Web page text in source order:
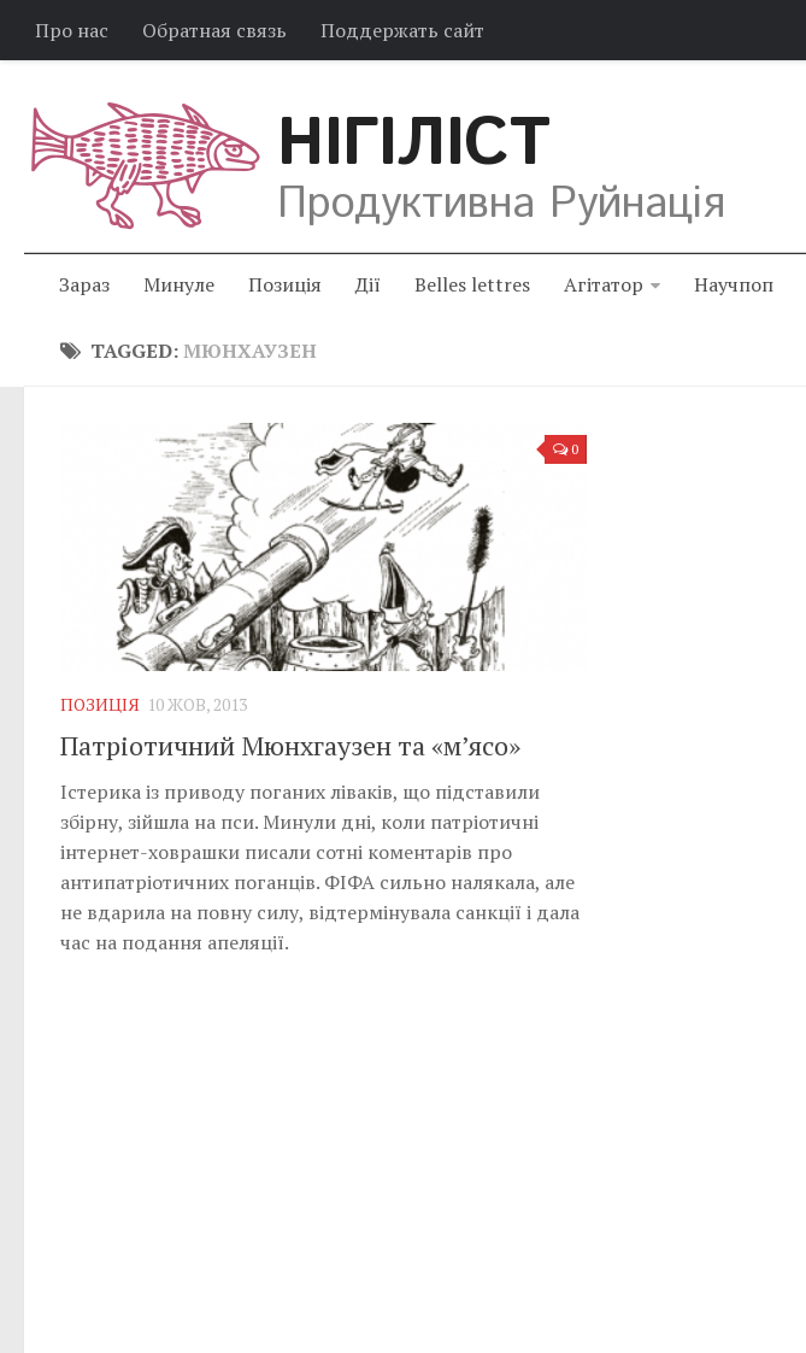
Про нас Обратная связь Поддержать сайт
НІГІЛІСТ
Продуктивна Руйнація
Зараз Минуле Позиція Дії Belles lettres Агітатор Научпоп
TAGGED:МЮНХАУЗЕН
0
ПОЗИЦІЯ 10 ЖОВ, 2013
Патріотичний Мюнхгаузен та «м’ясо»
Істерика із приводу поганих ліваків, що підставили
збірну, зійшла на пси. Минули дні, коли патріотичні
інтернет-ховрашки писали сотні коментарів про
антипатріотичних поганців. ФІФА сильно налякала, але
не вдарила на повну силу, відтермінувала санкції і дала
час на подання апеляції.